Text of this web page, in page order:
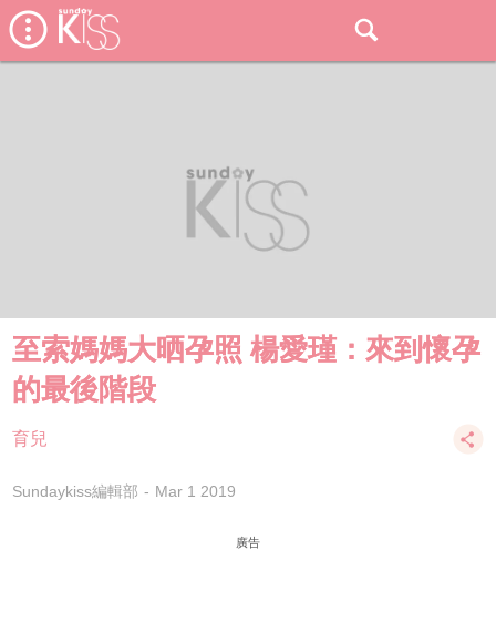
至索媽媽大晒孕照 楊愛瑾：來到懷孕
的最後階段
育兒
Sundaykiss編輯部 Mar 1 2019
廣告